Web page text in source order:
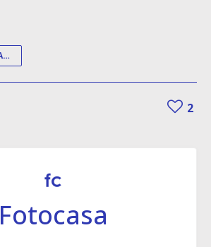
FOTOCASA PRO ACADEMY
2
Fotocasa